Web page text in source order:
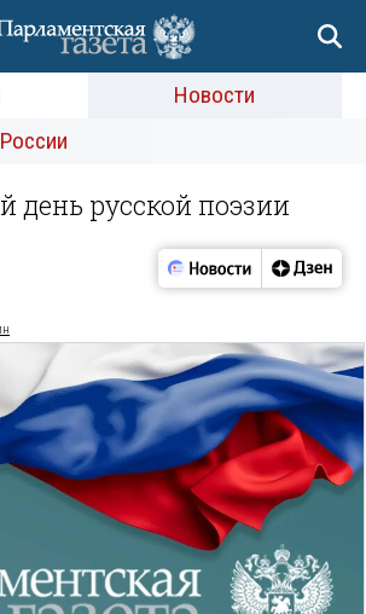
Новости
день русской поэзии